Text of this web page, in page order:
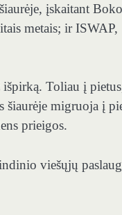
įskaitant Boko
metais; ir ISWAP,
Toliau į
migruoja į
prieigos.
viešųjų